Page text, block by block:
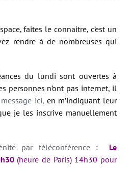
faites le connaitre, c’est un
rendre à de nombreuses qui
du lundi sont ouvertes à
personnes n’ont pas internet, il
ici,en m’indiquant leur
je les inscrive manuellement
par téléconférence : Le
(heure de Paris) 14h30 pour